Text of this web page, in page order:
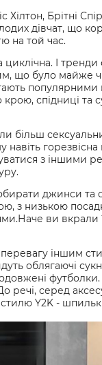
Хілтон, Брітні
дівчат, що
на той час.
І тренди
що було майже
популярними
спідниці та
більш
горезвісна
з іншими
джинси та
з низькою
ви вкрали
перевагу іншим
облягаючі
футболки.
речі, серед
Y2K -